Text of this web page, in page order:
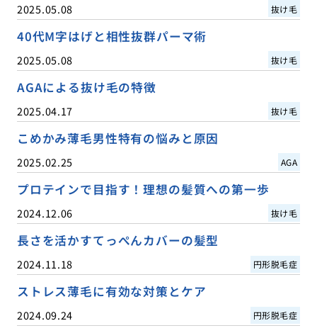
2025.05.08 抜け毛
40代M字はげと相性抜群パーマ術
2025.05.08 抜け毛
AGAによる抜け毛の特徴
2025.04.17 抜け毛
こめかみ薄毛男性特有の悩みと原因
2025.02.25 AGA
プロテインで目指す！理想の髪質への第一歩
2024.12.06 抜け毛
長さを活かすてっぺんカバーの髪型
2024.11.18 円形脱毛症
ストレス薄毛に有効な対策とケア
2024.09.24 円形脱毛症